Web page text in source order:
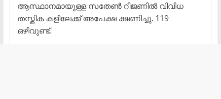
ആസ്ഥാനമായുള്ള സതേൺ റീജണിൽ വിവിധ
തസ്തിക കളിലേക്ക് അപേക്ഷ ക്ഷണിച്ചു. 119
ഒഴിവുണ്ട്.